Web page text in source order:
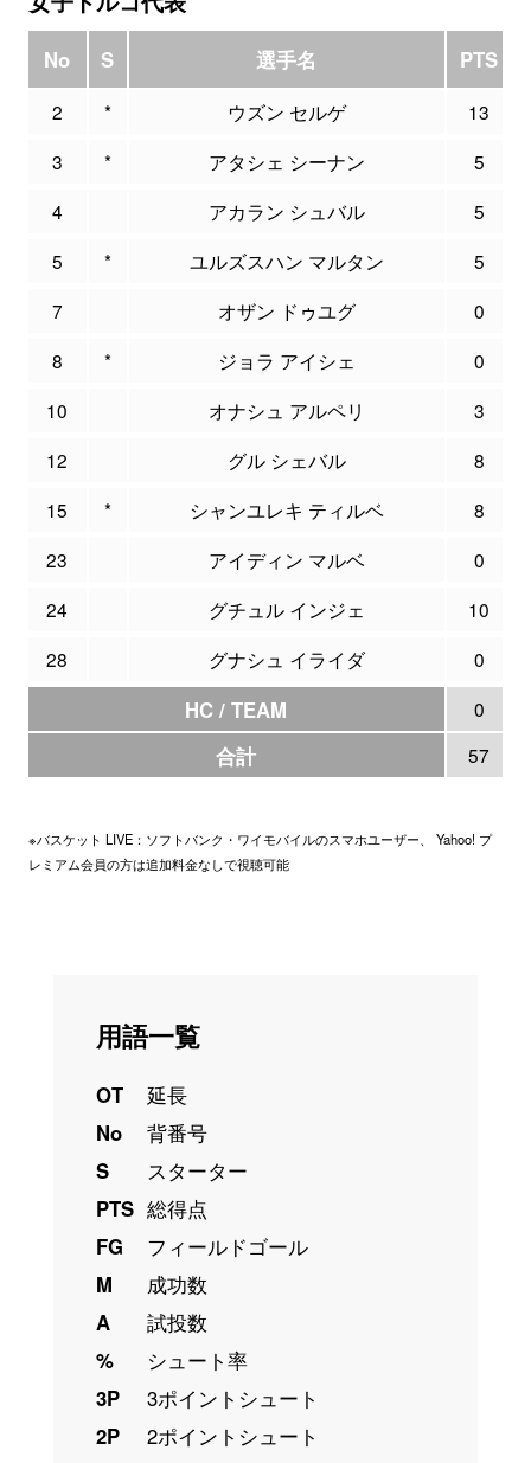
No S 選手名 PTS
2 * ウズン セルゲ 13
3
* アタシェ シーナン 5
4
アカラン シュバル 5
5
* ユルズスハン マルタン 5
7
オザン ドゥユグ 0
8
* ジョラ アイシェ 0
10
オナシュ アルペリ 3
12
グル シェバル 8
15
* シャンユレキ ティルベ 8
23
アイディン マルベ 0
24
グチュル インジェ 10
28
グナシュ イライダ 0
HC / TEAM 0
合計 57
※バスケット LIVE：ソフトバンク・ワイモバイルのスマホユーザー、 Yahoo! プ
レミアム会員の方は追加料金なしで視聴可能
用語一覧
OT
延長
No
背番号
S
スターター
PTS 総得点
FG
フィールドゴール
M
成功数
A
試投数
%
シュート率
3P
3ポイントシュート
2P
2ポイントシュート